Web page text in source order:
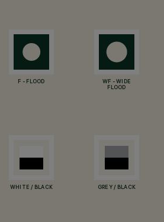
F - FLOOD
WF - WIDE
FLOOD
WHITE / BLACK GREY / BLACK